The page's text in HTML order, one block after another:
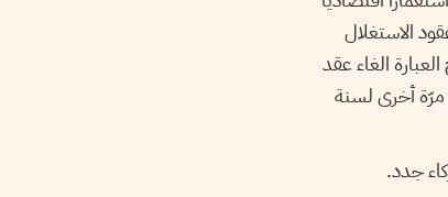
الاستغلال
الغاء عقد
ضمنيّا مرّة أخرى لسنة
جدد.